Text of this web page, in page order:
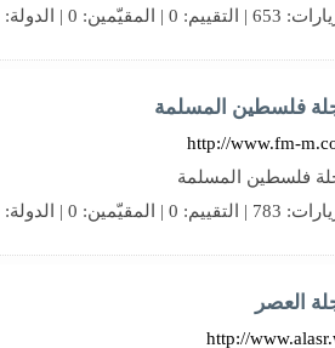
| التقييم: 0 | المقيّمين: 0 | الدولة:
فلسطين المسلمة
http://www.fm-
فلسطين المسلمة
| التقييم: 0 | المقيّمين: 0 | الدولة:
العصر
http://